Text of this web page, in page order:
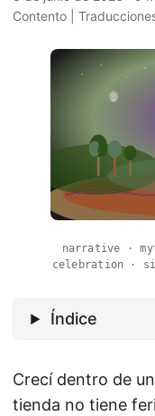
Contento
narrative ·
celebration ·
Índice
Crecí dentro de
tienda no tiene